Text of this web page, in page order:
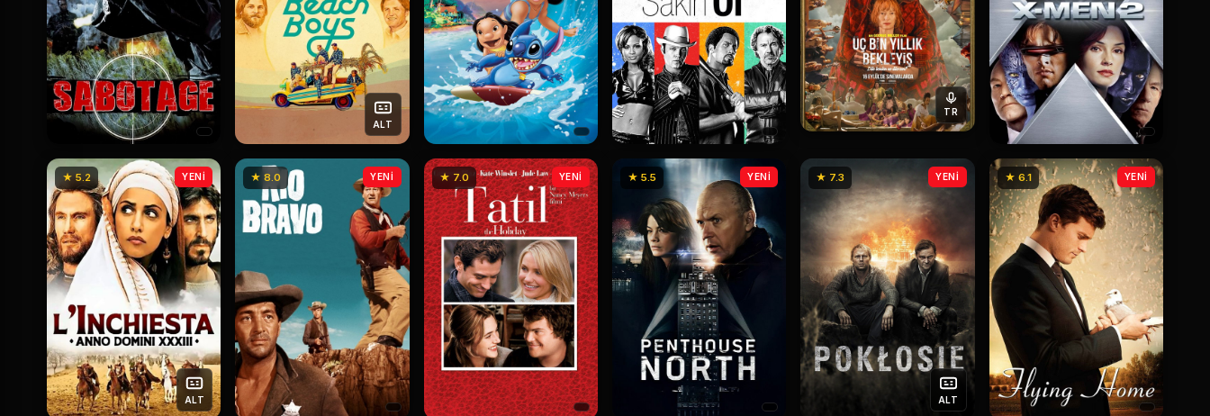
ALT
TR
★ 5.2
ALT
YENİ ★ 8.0 YENİ ★ 7.0 YENİ ★ 5.5 YENİ ★ 7.3
ALT
YENİ ★ 6.1 YENİ